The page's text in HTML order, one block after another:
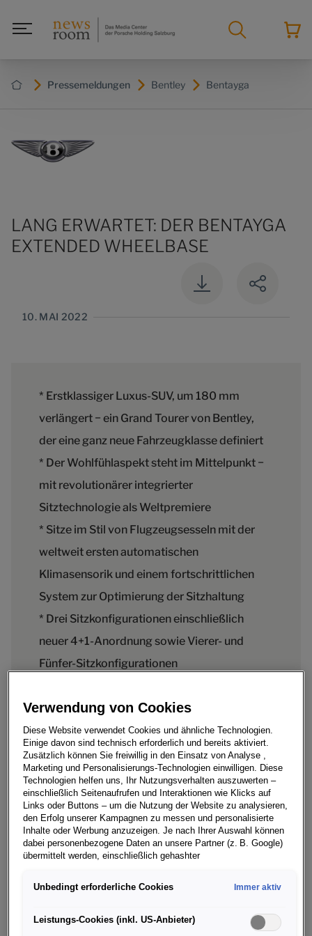
Pressemeldungen Bentley Bentayga
LANG ERWARTET: DER BENTAYGA
EXTENDED WHEELBASE
10. MAI 2022
* Erstklassiger Luxus-SUV, um 180 mm
verlängert − ein Grand Tourer von Bentley,
der eine ganz neue Fahrzeugklasse definiert
* Der Wohlfühlaspekt steht im Mittelpunkt −
mit revolutionärer integrierter
Sitztechnologie als Weltpremiere
* Sitze im Stil von Flugzeugsesseln mit der
weltweit ersten automatischen
Klimasensorik und einem fortschrittlichen
System zur Optimierung der Sitzhaltung
* Drei Sitzkonfigurationen einschließlich
neuer 4+1-Anordnung sowie Vierer- und
Fünfer-Sitzkonfigurationen
Hinterachslenkung und des serienmäßigen
Bentley Dynamic Ride-Systems dem
Bentayga V8
* Erstmalige Integration der Bentley
Diamond-Beleuchtung, bei der Licht durch
die handgearbeitete Lederverkleidung des
Innenraums hindurchscheint
* Größerer Innenraum im Vergleich zu
anderen Luxus-SUVs
Verwendung von Cookies
Diese Website verwendet Cookies und ähnliche Technologien.
Einige davon sind technisch erforderlich und bereits aktiviert.
Zusätzlich können Sie freiwillig in den Einsatz von Analyse ,
Marketing und Personalisierungs-Technologien einwilligen. Diese
Technologien helfen uns, Ihr Nutzungsverhalten auszuwerten –
einschließlich Seitenaufrufen und Interaktionen wie Klicks auf
Links oder Buttons – um die Nutzung der Website zu analysieren,
den Erfolg unserer Kampagnen zu messen und personalisierte
Inhalte oder Werbung anzuzeigen. Je nach Ihrer Auswahl können
dabei personenbezogene Daten an unsere Partner (z. B. Google)
übermittelt werden, einschließlich gehashter
(z. B. E Mail Adresse oder Telefonnummer).
Dienste der Google Ireland Ltd., die personenbezogene Daten an
die Google LLC in den USA weiterleiten kann. In den USA besteht
Unbedingt erforderliche Cookies Immer aktiv
Leistungs-Cookies (inkl. US-Anbieter)